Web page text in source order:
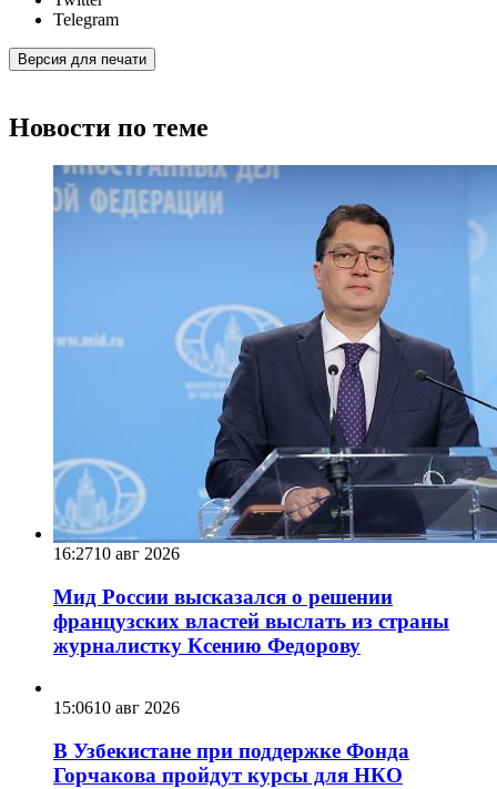
Telegram
Версия для печати
Новости по теме
16:2710 авг 2026
Мид России высказался о решении
французских властей выслать из страны
журналистку Ксению Федорову
15:0610 авг 2026
В Узбекистане при поддержке Фонда
Горчакова пройдут курсы для НКО